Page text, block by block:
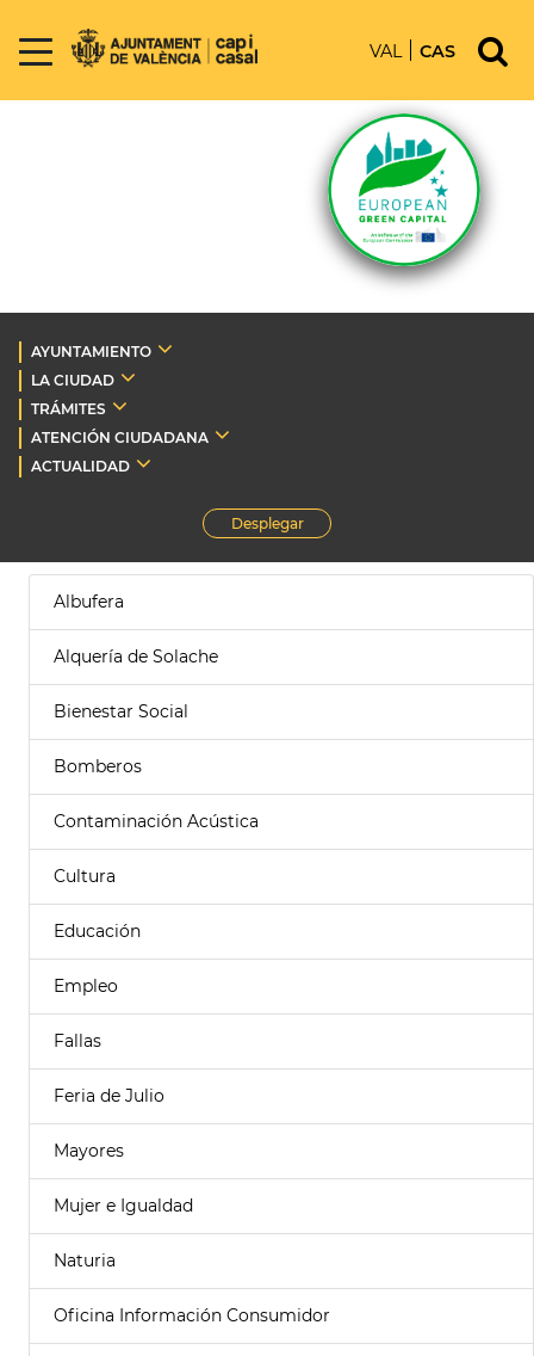
VAL CAS
AYUNTAMIENTO
LA CIUDAD
TRÁMITES
ATENCIÓN CIUDADANA
ACTUALIDAD
Desplegar
Albufera
Alquería de Solache
Bienestar Social
Bomberos
Contaminación Acústica
Cultura
Educación
Empleo
Fallas
Feria de Julio
Mayores
Mujer e Igualdad
Naturia
Oficina Información Consumidor